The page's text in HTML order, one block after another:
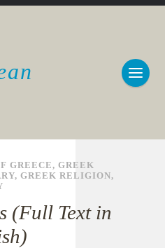
GREECE,GREEK
,GREEK RELIGION,
(Full Text in